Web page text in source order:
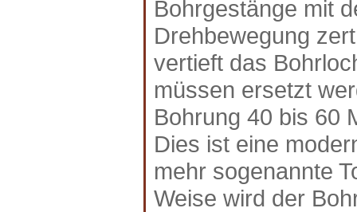
Bohrgestänge mit
Drehbewegung
vertieft das
müssen ersetzt
Bohrung 40 bis 60
Dies ist eine
mehr sogenannte
Weise wird der